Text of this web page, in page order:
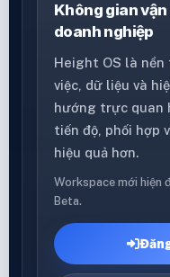
Không gian
doanh nghiệp
Height OS là
việc, dữ liệu và
hướng trực quan
tiến độ, phối hợp
hiệu quả hơn.
Workspace mới hiện
Beta.